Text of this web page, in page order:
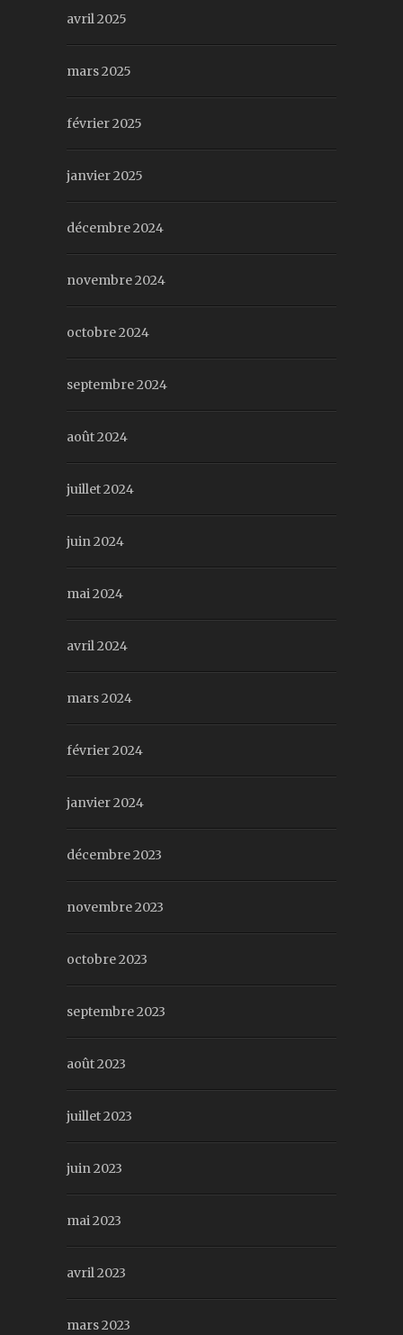
avril 2025
mars 2025
février 2025
janvier 2025
décembre 2024
novembre 2024
octobre 2024
septembre 2024
août 2024
juillet 2024
juin 2024
mai 2024
avril 2024
mars 2024
février 2024
janvier 2024
décembre 2023
novembre 2023
octobre 2023
septembre 2023
août 2023
juillet 2023
juin 2023
mai 2023
avril 2023
mars 2023